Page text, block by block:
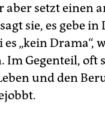
aber setzt einen
sie, es gebe
„kein Drama“,
Im Gegenteil, oft
und den